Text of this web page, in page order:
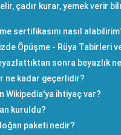
çadır kurar, yemek verir
sertifikasını nasıl
Öpüşme - Rüya Tabirleri
sonra beyazlık
ne kadar geçerlidir?
Wikipedia'ya ihtiyaç var?
kuruldu?
paketi nedir?